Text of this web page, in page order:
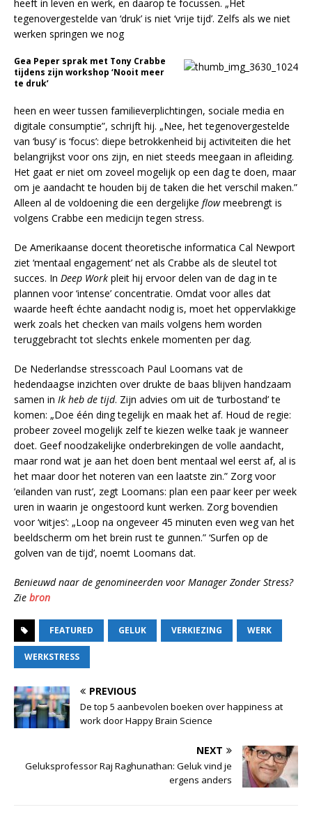
heeft in leven en werk, en daarop te focussen. „Het
tegenovergestelde van ‘druk’ is niet ‘vrije tijd’. Zelfs als we niet
werken springen we nog
Gea Peper sprak met Tony Crabbe
tijdens zijn workshop ‘Nooit meer
te druk’
heen en weer tussen familieverplichtingen, sociale media en
digitale consumptie”, schrijft hij. „Nee, het tegenovergestelde
van ‘busy’ is ‘focus’: diepe betrokkenheid bij activiteiten die het
belangrijkst voor ons zijn, en niet steeds meegaan in afleiding.
Het gaat er niet om zoveel mogelijk op een dag te doen, maar
om je aandacht te houden bij de taken die het verschil maken.”
Alleen al de voldoening die een dergelijke flowmeebrengt is
volgens Crabbe een medicijn tegen stress.
De Amerikaanse docent theoretische informatica Cal Newport
ziet ‘mentaal engagement’ net als Crabbe als de sleutel tot
succes. In Deep Work pleit hij ervoor delen van de dag in te
plannen voor ‘intense’ concentratie. Omdat voor alles dat
waarde heeft échte aandacht nodig is, moet het oppervlakkige
werk zoals het checken van mails volgens hem worden
teruggebracht tot slechts enkele momenten per dag.
De Nederlandse stresscoach Paul Loomans vat de
hedendaagse inzichten over drukte de baas blijven handzaam
samen in Ik heb de tijd. Zijn advies om uit de ‘turbostand’ te
komen: „Doe één ding tegelijk en maak het af. Houd de regie:
probeer zoveel mogelijk zelf te kiezen welke taak je wanneer
doet. Geef noodzakelijke onderbrekingen de volle aandacht,
maar rond wat je aan het doen bent mentaal wel eerst af, al is
het maar door het noteren van een laatste zin.” Zorg voor
‘eilanden van rust’, zegt Loomans: plan een paar keer per week
uren in waarin je ongestoord kunt werken. Zorg bovendien
voor ‘witjes’: „Loop na ongeveer 45 minuten even weg van het
beeldscherm om het brein rust te gunnen.” ‘Surfen op de
golven van de tijd’, noemt Loomans dat.
Benieuwd naar de genomineerden voor Manager Zonder Stress?
Zie bron
FEATURED GELUK VERKIEZING WERK
WERKSTRESS
PREVIOUS
De top 5 aanbevolen boeken over happiness at
work door Happy Brain Science
NEXT
Geluksprofessor Raj Raghunathan: Geluk vind je
ergens anders